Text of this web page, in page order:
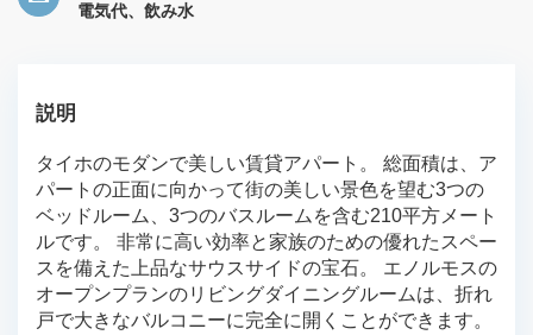
電気代、飲み水
説明
タイホのモダンで美しい賃貸アパート。
総面積は、ア
パートの正面に向かって街の美しい景色を望む3つの
ベッドルーム、3つのバスルームを含む210平方メート
ルです。
非常に高い効率と家族のための優れたスペー
スを備えた上品なサウスサイドの宝石。
エノルモスの
オープンプランのリビングダイニングルームは、折れ
戸で大きなバルコニーに完全に開くことができます。